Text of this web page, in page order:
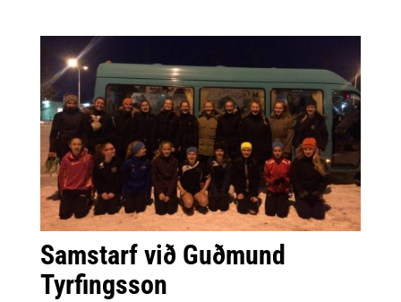
Samstarf við Guðmund
Tyrfingsson